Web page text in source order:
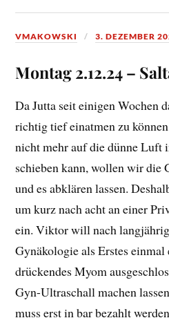
VMAKOWSKI 3. DEZEMBER
Montag 2.12.24 –
Da Jutta seit einigen Wochen
richtig tief einatmen zu
nicht mehr auf die dünne Luft
schieben kann, wollen wir die
und es abklären lassen.
um kurz nach acht an einer
ein. Viktor will nach
Gynäkologie als Erstes
drückendes Myom
Gyn-Ultraschall machen
muss erst in bar bezahlt